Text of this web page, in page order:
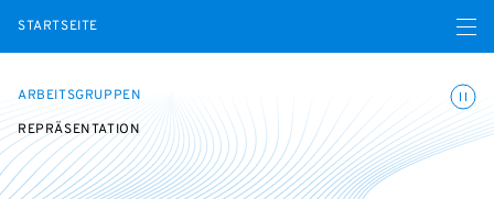
STARTSEITE Menü
ARBEITSGRUPPEN
REPRÄSENTATION